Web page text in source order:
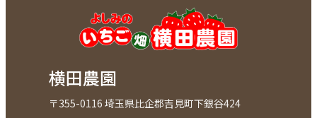
横田農園
〒355-0116 埼玉県比企郡吉見町下銀谷424